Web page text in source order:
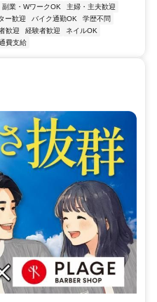
副業・WワークOK
主婦・主夫歓迎
ー歓迎 バイク通勤OK
学歴不問
歓迎 経験者歓迎
ネイルOK
費支給